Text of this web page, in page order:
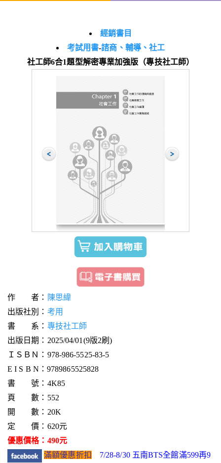
經銷書目
考試用書-諮商、輔導、社工
社工師6合1題型解密專業加強版（專技社工師）
作 者： 陳思緯
出版社別： 考用
書 系： 專技社工師
出版日期：2025/04/01(9版2刷)
ＩＳＢＮ：978-986-5525-83-5
E I S B N：9789865525828
書 號：4K85
頁 數：552
開 數：20K
定 價：620元
優惠價格：490元
滿額優惠折扣
7/28-8/30 五南BTS全館滿599再9